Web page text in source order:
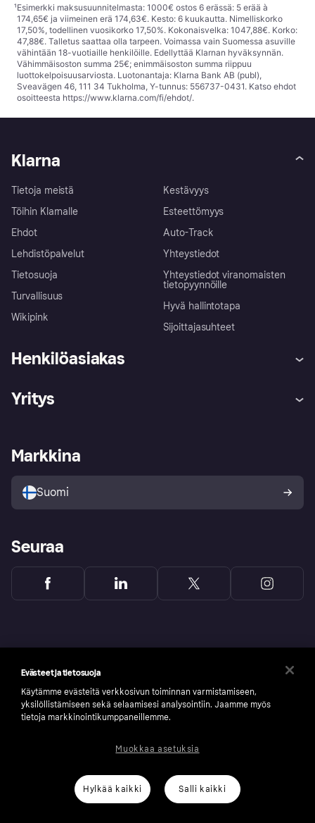
¹Esimerkki maksusuunnitelmasta: 1000€ ostos 6 erässä: 5 erää à
174,65€ ja viimeinen erä 174,63€. Kesto: 6 kuukautta. Nimelliskorko
17,50%, todellinen vuosikorko 17,50%. Kokonaisvelka: 1047,88€. Korko:
47,88€. Talletus saattaa olla tarpeen. Voimassa vain Suomessa asuville
vähintään 18-vuotiaille henkilöille. Edellyttää Klarnan hyväksynnän.
Vähimmäisoston summa 25€; enimmäisoston summa riippuu
luottokelpoisuusarviosta. Luotonantaja: Klarna Bank AB (publ),
Sveavägen 46, 111 34 Tukholma, Y-tunnus: 556737-0431. Katso ehdot
osoitteesta https://www.klarna.com/fi/ehdot/.
Klarna
Tietoja meistä
Töihin Klarnalle
Ehdot
Lehdistöpalvelut
Tietosuoja
Turvallisuus
Wikipink
Kestävyys
Esteettömyys
Auto-Track
Yhteystiedot
Yhteystiedot viranomaisten
tietopyynnöille
Hyvä hallintotapa
Sijoittajasuhteet
Henkilöasiakas
Kirjaudu sisään
Tutustu kauppoihin
Ostajan turva
Yritys
Kirjaudu sisään yrityksenä
Markkina
Suomi
Seuraa
number: 556737-0431
Klarnan evästeselosteKlarna.com
Evästeet ja tietosuoja
Käytämme evästeitä verkkosivun toiminnan varmistamiseen,
yksilöllistämiseen sekä selaamisesi analysointiin. Jaamme myös
tietoja markkinointikumppaneillemme.
Hylkää kaikki Salli kaikki
Muokkaa asetuksia